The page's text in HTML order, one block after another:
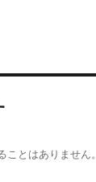
とはありません。